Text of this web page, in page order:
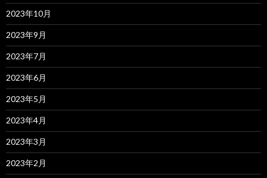
2023年10月
2023年9月
2023年7月
2023年6月
2023年5月
2023年4月
2023年3月
2023年2月